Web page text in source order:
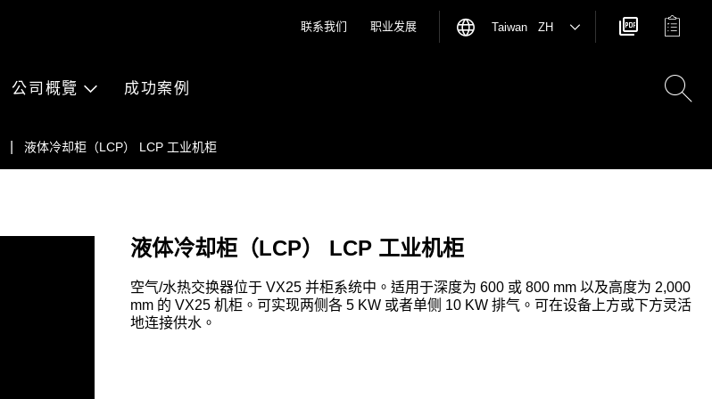
液体冷却柜（LCP） LCP 工业机柜
公司概覽 成功案例
联系我们 职业发展 Taiwan ZH
液体冷却柜（LCP） LCP 工业机柜
空气/水热交换器位于 VX25 并柜系统中。适用于深度为 600 或 800 mm 以及高度为 2,000
mm 的 VX25 机柜。可实现两侧各 5 KW 或者单侧 10 KW 排气。可在设备上方或下方灵活
地连接供水。